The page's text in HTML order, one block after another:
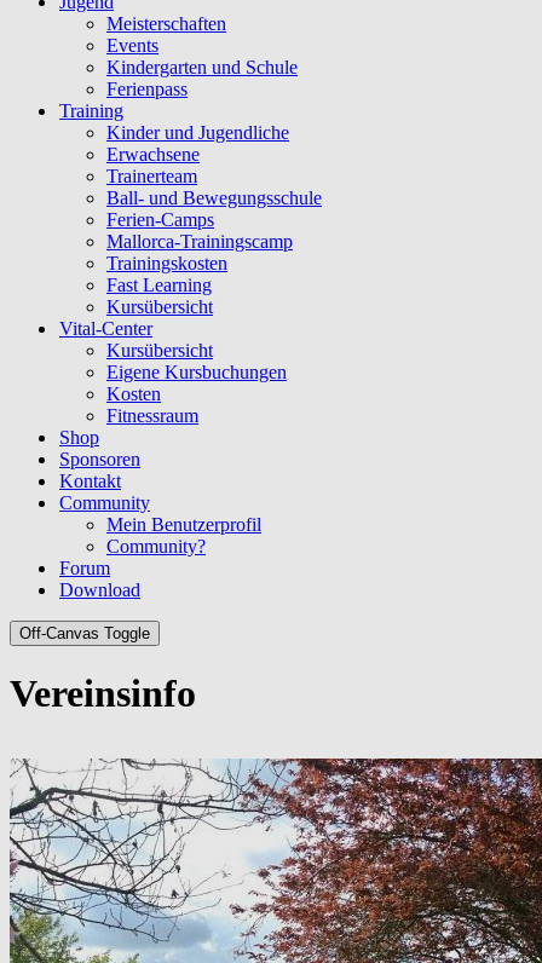
Meisterschaften
Events
Kindergarten und Schule
Ferienpass
Training
Kinder und Jugendliche
Erwachsene
Trainerteam
Ball- und Bewegungsschule
Ferien-Camps
Mallorca-Trainingscamp
Trainingskosten
Fast Learning
Kursübersicht
Vital-Center
Kursübersicht
Eigene Kursbuchungen
Kosten
Fitnessraum
Shop
Sponsoren
Kontakt
Community
Mein Benutzerprofil
Community?
Forum
Download
Off-Canvas Toggle
Vereinsinfo